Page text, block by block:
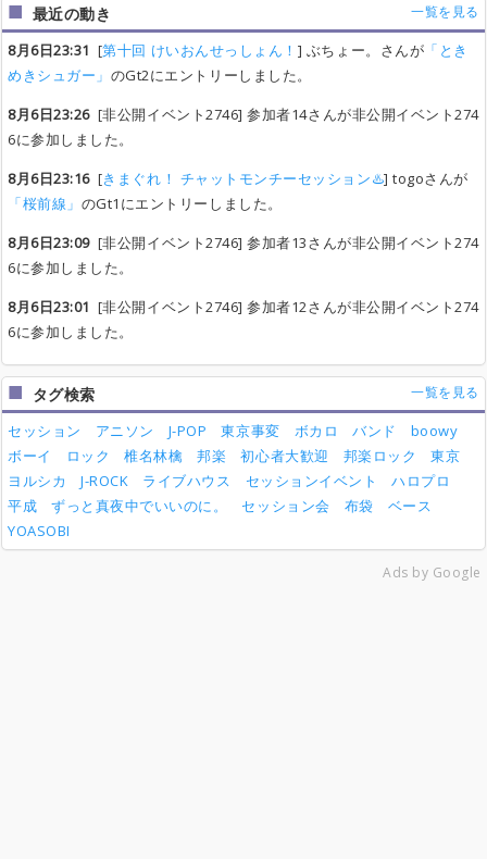
最近の動き 一覧を見る
8月6日23:31 [第十回 けいおんせっしょん！ ] ぶちょー。さんが 「とき
めきシュガー」 のGt2にエントリーしました。
8月6日23:26[非公開イベント2746] 参加者14さんが非公開イベント274
6に参加しました。
8月6日23:16[きまぐれ！ チャットモンチーセッション♨️] togoさんが
「桜前線」 のGt1にエントリーしました。
8月6日23:09[非公開イベント2746] 参加者13さんが非公開イベント274
6に参加しました。
8月6日23:01 [非公開イベント2746] 参加者12さんが非公開イベント274
6に参加しました。
タグ検索 一覧を見る
セッション アニソン J-POP 東京事変 ボカロ バンド
boowy
ボーイ
ロック 椎名林檎 邦楽 初心者大歓迎 邦楽ロック
東京
ヨルシカ
J-ROCK ライブハウス セッションイベント
ハロプロ
平成
ずっと真夜中でいいのに。 セッション会 布袋
ベース
YOASOBI
Ads by Google